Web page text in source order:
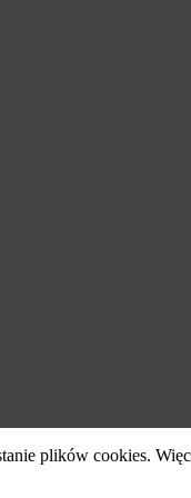
plików cookies.